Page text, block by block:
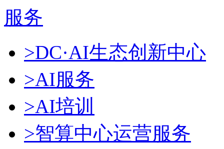
服务
>DC·AI生态创新中心
>AI服务
>AI培训
>智算中心运营服务